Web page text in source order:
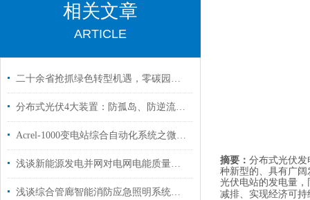
相关文章
ARTICLE
二十余省抢抓绿色转型机遇，零碳园区落地靠这套安科瑞综合方案
分布式光伏4大装置：防孤岛、防逆流、电能质量监测、箱变测控作用说明
Acrel-1000变电站综合自动化系统之微机保护及综自系统篇
浅谈新能源发电并网对电网电能质量的影响及解决方案
浅谈综合管廊智能消防应急照明系统设计
摘要： 分布式光伏
种新型的、具有广
光伏电站的发电量
减排、实现经济可